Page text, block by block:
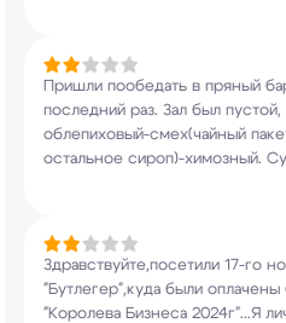
Пришли пообедать в пряный
последний раз. Зал был пустой,
облепиховый-смех(чайный
остальное сироп)-химозный.
Здравствуйте,посетили 17-го
"Бутлегер",куда были оплачены
"Королева Бизнеса 2024г"...Я